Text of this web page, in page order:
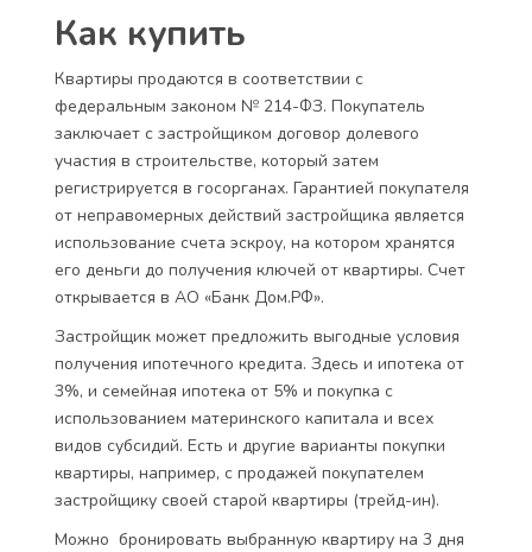
Как купить
Квартиры продаются в соответствии с
федеральным законом № 214-ФЗ. Покупатель
заключает с застройщиком договор долевого
участия в строительстве, который затем
регистрируется в госорганах. Гарантией покупателя
от неправомерных действий застройщика является
использование счета эскроу, на котором хранятся
его деньги до получения ключей от квартиры. Счет
открывается в АО «Банк Дом.РФ».
Застройщик может предложить выгодные условия
получения ипотечного кредита. Здесь и ипотека от
3%, и семейная ипотека от 5% и покупка с
использованием материнского капитала и всех
видов субсидий. Есть и другие варианты покупки
квартиры, например, с продажей покупателем
застройщику своей старой квартиры (трейд-ин).
Можно бронировать выбранную квартиру на 3 дня